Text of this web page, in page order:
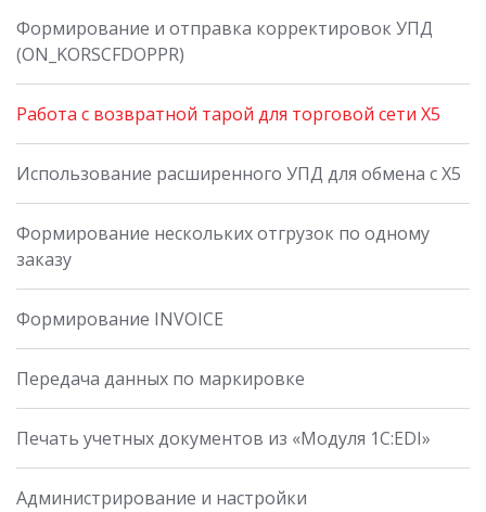
Формирование и отправка корректировок УПД
(ON_KORSCFDOPPR)
Работа с возвратной тарой для торговой сети X5
Использование расширенного УПД для обмена с X5
Формирование нескольких отгрузок по одному
заказу
Формирование INVOICE
Передача данных по маркировке
Печать учетных документов из «Модуля 1С:EDI»
Администрирование и настройки